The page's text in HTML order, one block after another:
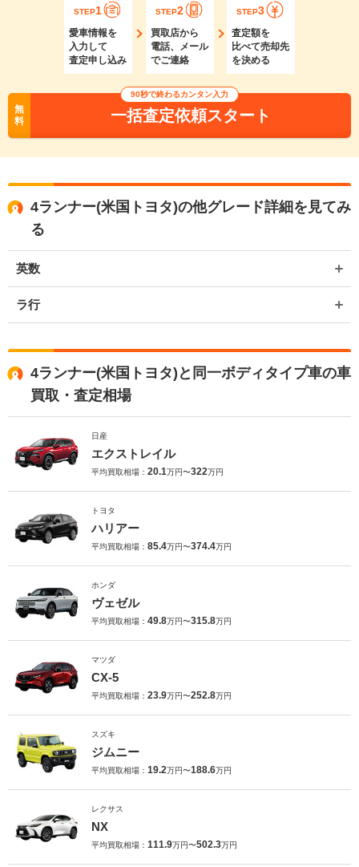
STEP1
愛車情報を
入力して
査定申し込み
STEP2
買取店から
電話、メール
でご連絡
STEP3
査定額を
比べて売却先
を決める
無
料
90秒で終わるカンタン入力
一括査定依頼スタート
4ランナー(米国トヨタ)の他グレード詳細を見てみ
る
英数
ラ行
4ランナー(米国トヨタ)と同一ボディタイプ車の車
買取・査定相場
日産
エクストレイル
平均買取相場： 20.1万円〜322万円
トヨタ
ハリアー
平均買取相場： 85.4万円〜374.4万円
ホンダ
ヴェゼル
平均買取相場： 49.8万円〜315.8万円
マツダ
CX-5
平均買取相場： 23.9万円〜252.8万円
スズキ
ジムニー
平均買取相場： 19.2万円〜188.6万円
レクサス
NX
平均買取相場： 111.9万円〜502.3万円